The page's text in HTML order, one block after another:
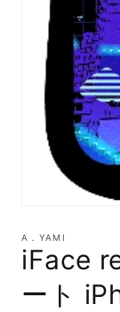
ダ
メ
A．YAMI
iFace
ート